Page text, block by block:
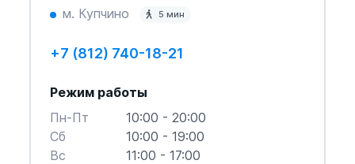
м. Купчино 5 мин
+7 (812) 740-18-21
Режим работы
Пн-Пт
10:00 - 20:00
Cб
10:00 - 19:00
Вс
11:00 - 17:00